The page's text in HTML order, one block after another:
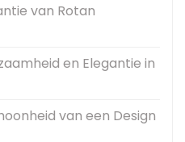
van Rotan
en Elegantie in
van een Design